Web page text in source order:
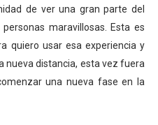
de ver una gran parte del
maravillosas. Esta es
quiero usar esa experiencia y
nueva distancia, esta vez fuera
una nueva fase en la